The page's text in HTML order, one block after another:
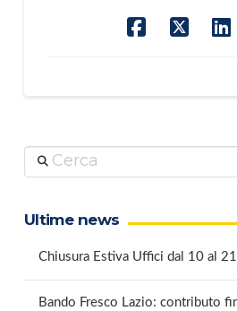
Cerca
Ultime news
Chiusura Estiva Uffici dal 10 al
Bando Fresco Lazio: contributo